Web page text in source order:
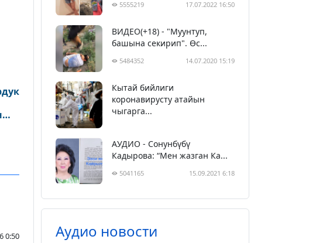
0:50
5555219 17.07.2022 16:50
ВИДЕО(+18) - "Муунтуп,
башына секирип". Өс...
5484352 14.07.2020 15:19
Кытай бийлиги
коронавирусту атайын
чыгарга...
АУДИО - Сонунбүбү
Кадырова: “Мен жазган Ка...
5041165 15.09.2021 6:18
Аудио новости